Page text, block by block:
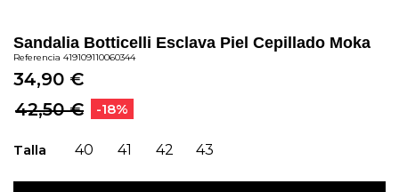
Sandalia Botticelli Esclava Piel Cepillado Moka
Referencia 419109110060344
34,90 €
42,50 €
-18%
Talla 40 41 42 43